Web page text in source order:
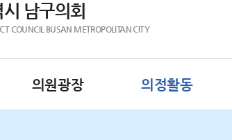
남구의회
COUNCIL BUSAN METROPOLITAN CITY
의원광장 의정활동